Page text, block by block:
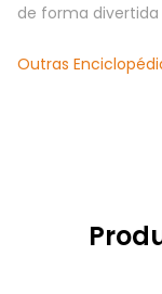
de forma
Outras